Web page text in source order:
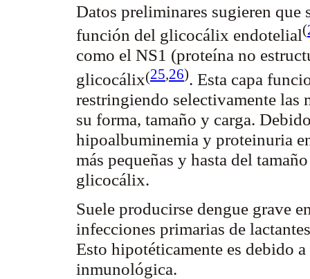
Datos preliminares sugieren que
función del glicocálix endotelial(
como el NS1 (proteína no
glicocálix(25,26). Esta capa
restringiendo selectivamente las
su forma, tamaño y carga.
hipoalbuminemia y proteinuria
más pequeñas y hasta del
glicocálix.
Suele producirse dengue grave
infecciones primarias de
Esto hipotéticamente es debido
inmunológica.